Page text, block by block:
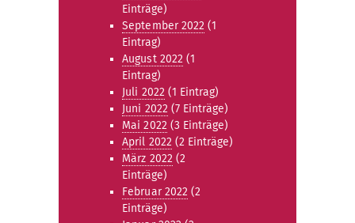
Einträge)
September 2022 (1
Eintrag)
August 2022 (1
Eintrag)
Juli 2022 (1 Eintrag)
Juni 2022 (7 Einträge)
Mai 2022 (3 Einträge)
April 2022 (2 Einträge)
März 2022 (2
Einträge)
Februar 2022 (2
Einträge)